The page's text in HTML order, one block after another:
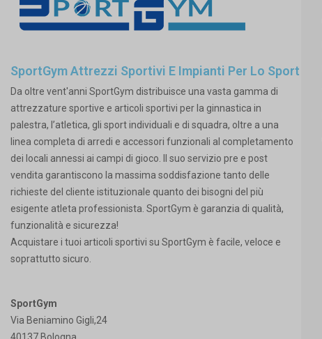
SportGym Attrezzi Sportivi E Impianti Per Lo Sport
Da oltre vent'anni SportGym distribuisce una vasta gamma di
attrezzature sportive e articoli sportivi per la ginnastica in
palestra, l’atletica, gli sport individuali e di squadra, oltre a una
linea completa di arredi e accessori funzionali al completamento
dei locali annessi ai campi di gioco. Il suo servizio pre e post
vendita garantiscono la massima soddisfazione tanto delle
richieste del cliente istituzionale quanto dei bisogni del più
esigente atleta professionista. SportGym è garanzia di qualità,
funzionalità e sicurezza!
Acquistare i tuoi articoli sportivi su SportGym è facile, veloce e
soprattutto sicuro.
SportGym
Via Beniamino Gigli,24
40137 Bologna